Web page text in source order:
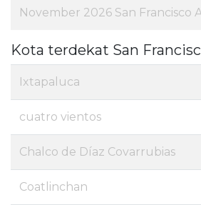
November 2026 San Francisco
Kota terdekat San
Ixtapaluca
cuatro vientos
Chalco de Díaz Covarrubias
Coatlinchan